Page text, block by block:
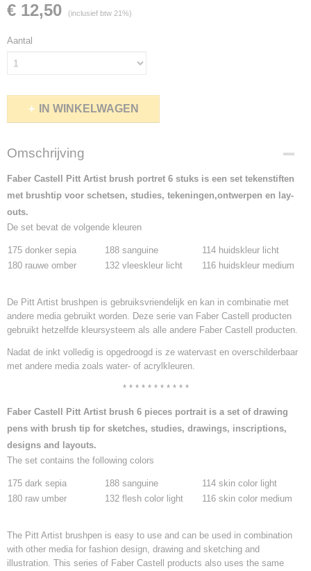
€ 12,50 (inclusief btw 21%)
Aantal
IN WINKELWAGEN
Omschrijving
Faber Castell Pitt Artist brush portret 6 stuks is een set tekenstiften
met brushtip voor schetsen, studies, tekeningen,ontwerpen en lay-
outs.
De set bevat de volgende kleuren
175 donker sepia 188 sanguine
114 huidskleur licht
180 rauwe omber
132 vleeskleur licht 116 huidskleur medium
De Pitt Artist brushpen is gebruiksvriendelijk en kan in combinatie met
andere media gebruikt worden. Deze serie van Faber Castell producten
gebruikt hetzelfde kleursysteem als alle andere Faber Castell producten.
Nadat de inkt volledig is opgedroogd is ze watervast en overschilderbaar
met andere media zoals water- of acrylkleuren.
* * * * * * * * * * *
Faber Castell Pitt Artist brush 6 pieces portrait is a set of drawing
pens with brush tip for sketches, studies, drawings, inscriptions,
designs and layouts.
The set contains the following colors
175 dark sepia 188 sanguine
114 skin color light
180 raw umber
132 flesh color light 116 skin color medium
The Pitt Artist brushpen is easy to use and can be used in combination
with other media for fashion design, drawing and sketching and
illustration. This series of Faber Castell products also uses the same